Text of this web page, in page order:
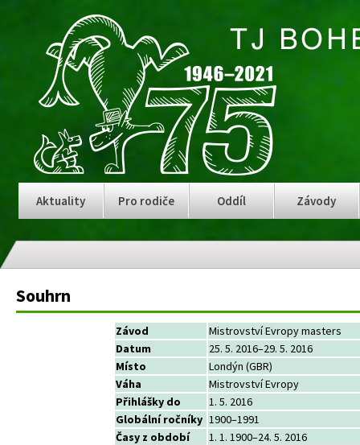
Aktuality Pro rodiče Oddíl Závody
Souhrn
Závod
Mistrovství Evropy masters
Datum
25. 5. 2016–29. 5. 2016
Místo
Londýn (GBR)
Váha
Mistrovství Evropy
Přihlášky do
1. 5. 2016
Globální ročníky 1900–1991
Časy z období
1. 1. 1900–24. 5. 2016